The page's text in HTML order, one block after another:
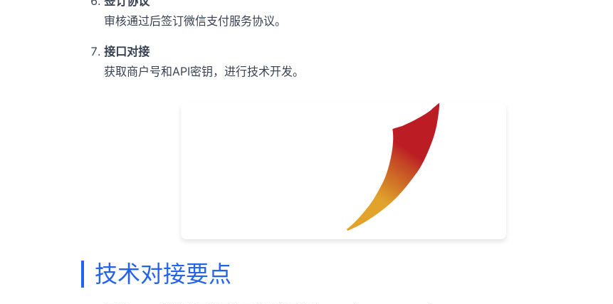
审核通过后签订微信支付服务协议。
接口对接
获取商户号和API密钥，进行技术开发。
技术对接要点